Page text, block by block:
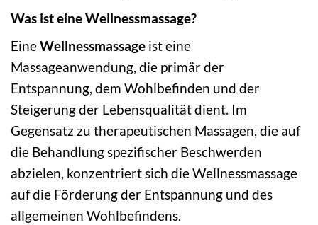
Was ist eine Wellnessmassage?
EineWellnessmassage ist eine
Massageanwendung, die primär der
Entspannung, dem Wohlbefinden und der
Steigerung der Lebensqualität dient. Im
Gegensatz zu therapeutischen Massagen, die auf
die Behandlung spezifischer Beschwerden
abzielen, konzentriert sich die Wellnessmassage
auf die Förderung der Entspannung und des
allgemeinen Wohlbefindens.